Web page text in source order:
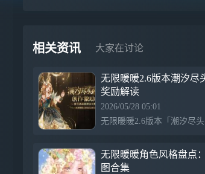
典的幻梦涌动，巨人文明
程吧，奔赴黄金之乡的邀约
【开放世界】以奇想探索，
说 面对未知的谜题与挑战
伙伴协战、感悟新的能力
其一。若想描画这个无限世
【家园建造】空中有座暖暖
相关资讯 大家在讨论
无限暖暖2.6版本潮汐尽
奖励解读
2026/05/28 05:01
无限暖暖角色风格盘点
图合集